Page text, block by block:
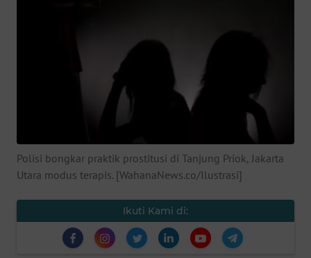
Polisi bongkar praktik prostitusi di Tanjung Priok, Jakarta
Utara modus terapis. [WahanaNews.co/Ilustrasi]
Ikuti Kami di:
PENDIDIKAN
OLAHRAGA